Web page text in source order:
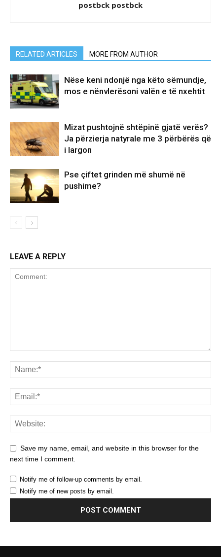
postbck postbck
RELATED ARTICLES MORE FROM AUTHOR
Nëse keni ndonjë nga këto sëmundje,
mos e nënvlerësoni valën e të nxehtit
Mizat pushtojnë shtëpinë gjatë verës?
Ja përzierja natyrale me 3 përbërës që
i largon
Pse çiftet grinden më shumë në
pushime?
LEAVE A REPLY
Save my name, email, and website in this browser for the
next time I comment.
Notify me of follow-up comments by email.
Notify me of new posts by email.